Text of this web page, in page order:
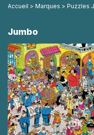
Accueil > Marques > Puzzles
Jumbo